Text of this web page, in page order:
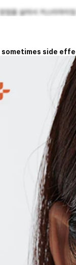
을 살려서 커스터마이징
sometimes side